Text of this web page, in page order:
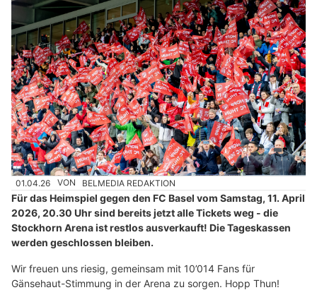
01.04.26 VON BELMEDIA REDAKTION
Für das Heimspiel gegen den FC Basel vom Samstag, 11. April
2026, 20.30 Uhr sind bereits jetzt alle Tickets weg - die
Stockhorn Arena ist restlos ausverkauft! Die Tageskassen
werden geschlossen bleiben.
Wir freuen uns riesig, gemeinsam mit 10’014 Fans für
Gänsehaut-Stimmung in der Arena zu sorgen. Hopp Thun!